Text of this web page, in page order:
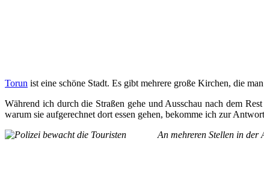
Torun ist eine schöne Stadt. Es gibt mehrere große Kirchen, die
Während ich durch die Straßen gehe und Ausschau nach dem
warum sie aufgerechnet dort essen gehen, bekomme ich zur
An mehreren Stellen in der